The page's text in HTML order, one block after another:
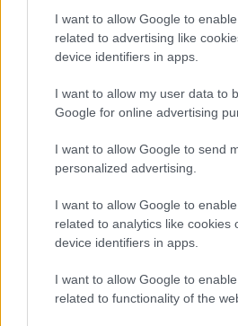
I want to allow Google to
related to advertising like
device identifiers in apps.
I want to allow my user data to
Google for online advertising
I want to allow Google to send
personalized advertising.
I want to allow Google to
related to analytics like cookies
device identifiers in apps.
I want to allow Google to
related to functionality of the
KAPCSOLÓDÓ HÍREK
Huawei: a jövő telefonja
működni
Zöldül a Huawei a Mate 40 Pro-val
15 milliárdért kelt el a Honor
Kész! A Huawei eladta a Honort
Nyerj a Huawei megújult oldalán!
Akciózik a Huawei minden hó végén
Megújult a Huawei
Már a Huawei okosórái is